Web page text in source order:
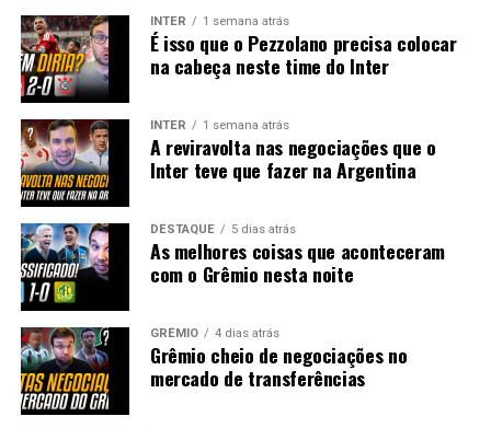
INTER 1 semana atrás
É isso que o Pezzolano precisa colocar
na cabeça neste time do Inter
INTER 1 semana atrás
A reviravolta nas negociações que o
Inter teve que fazer na Argentina
DESTAQUE 5 dias atrás
As melhores coisas que aconteceram
com o Grêmio nesta noite
GRÊMIO 4 dias atrás
Grêmio cheio de negociações no
mercado de transferências